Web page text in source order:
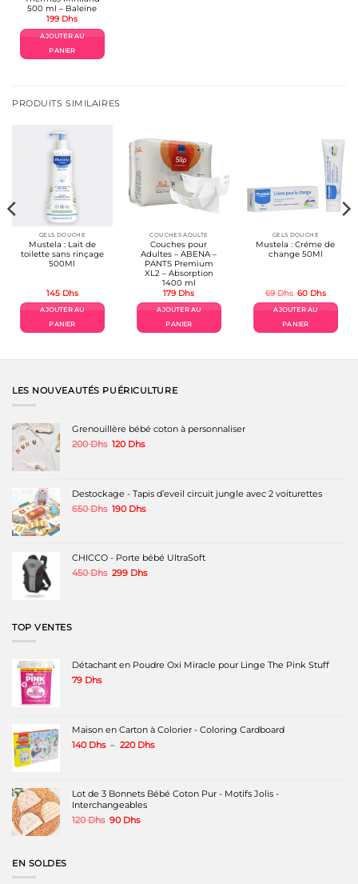
500 ml – Baleine
199 Dhs
AJOUTER AU
PANIER
PRODUITS SIMILAIRES
GELS DOUCHE
Mustela : Lait de
toilette sans rinçage
500Ml
145 Dhs
AJOUTER AU
PANIER
COUCHES ADULTE
Couches pour
Adultes – ABENA –
PANTS Premium
XL2 – Absorption
1400 ml
179 Dhs
AJOUTER AU
PANIER
GELS DOUCHE
Mustela : Créme de
change 50Ml
69Dhs Le
initial
était :
69 Dhs.
60 DhsLe
actuel
AJOUTER AU
PANIER
LES NOUVEAUTÉS PUÉRICULTURE
Grenouillère bébé coton à personnaliser
200Dhs Le
120 DhsLe
Destockage - Tapis d’eveil circuit jungle avec 2 voiturettes
650Dhs Le
650 Dhs.
190 DhsLe
190 Dhs.
CHICCO - Porte bébé UltraSoft
450Dhs Le
299 DhsLe
TOP VENTES
Détachant en Poudre Oxi Miracle pour Linge The Pink Stuff
79 Dhs
Maison en Carton à Colorier - Coloring Cardboard
140 Dhs – 220 DhsPlage
à
220 Dhs
Lot de 3 Bonnets Bébé Coton Pur - Motifs Jolis -
Interchangeables
120Dhs Le
90 DhsLe
EN SOLDES